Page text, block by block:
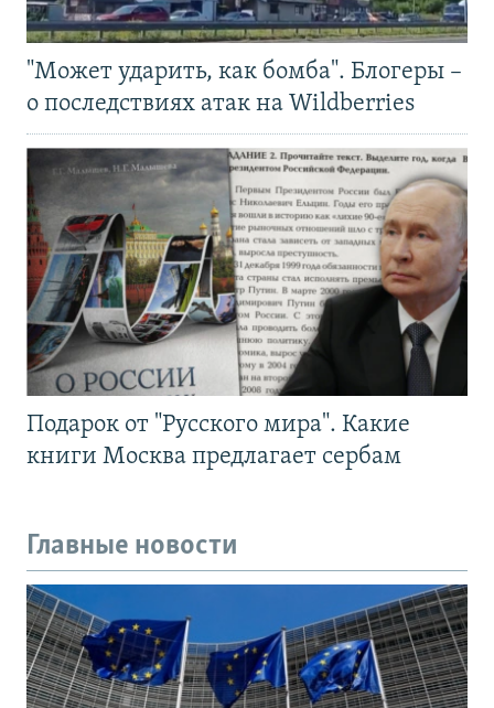
"Может ударить, как бомба". Блогеры –
о последствиях атак на Wildberries
Подарок от "Русского мира". Какие
книги Москва предлагает сербам
Главные новости